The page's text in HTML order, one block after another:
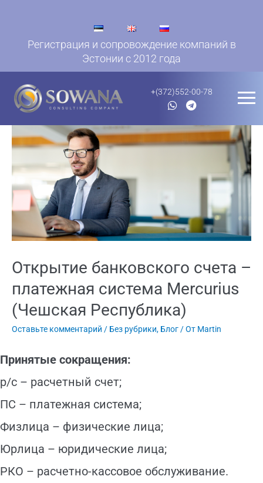
Регистрация и сопровождение компаний в
Эстонии с 2012 года
+(372)552-00-78
Открытие банковского счета –
платежная система Mercurius
(Чешская Республика)
Оставьте комментарий / Без рубрики, Блог/ От Martin
Принятые сокращения:
р/с – расчетный счет;
ПС – платежная система;
Физлица – физические лица;
Юрлица – юридические лица;
РКО – расчетно-кассовое обслуживание.